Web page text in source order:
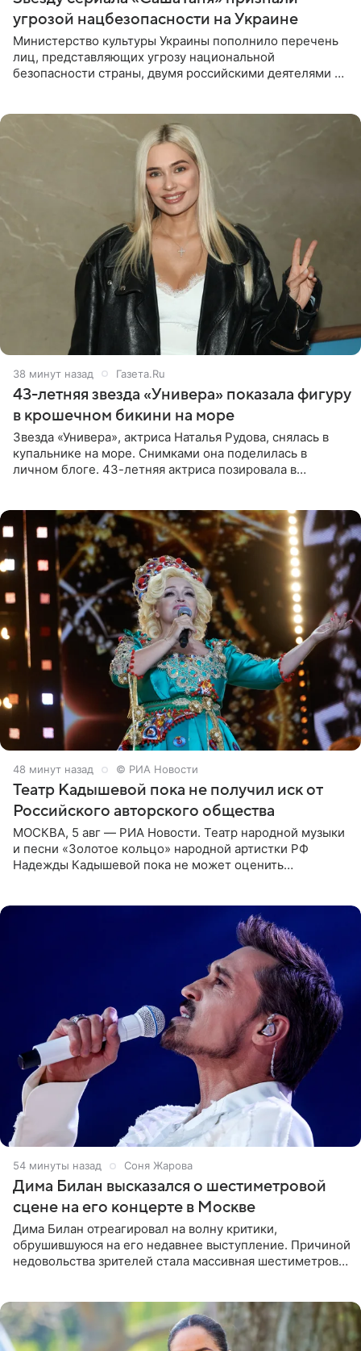
угрозой нацбезопасности на Украине
Министерство культуры Украины пополнило перечень
лиц, представляющих угрозу национальной
безопасности страны, двумя российскими деятелями —
38 минут назад Газета.Ru
43-летняя звезда «Универа» показала фигуру
в крошечном бикини на море
Звезда «Универа», актриса Наталья Рудова, снялась в
купальнике на море. Снимками она поделилась в
личном блоге. 43-летняя актриса позировала в
48 минут назад © РИА Новости
Театр Кадышевой пока не получил иск от
Российского авторского общества
МОСКВА, 5 авг — РИА Новости. Театр народной музыки
и песни «Золотое кольцо» народной артистки РФ
Надежды Кадышевой пока не может оценить
54 минуты назад Соня Жарова
Дима Билан высказался о шестиметровой
сцене на его концерте в Москве
Дима Билан отреагировал на волну критики,
обрушившуюся на его недавнее выступление. Причиной
недовольства зрителей стала массивная шестиметровая